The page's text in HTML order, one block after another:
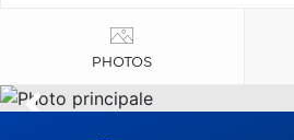
PHOTOS